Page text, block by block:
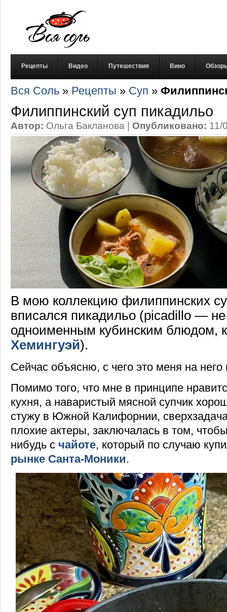
Рецепты Видео Путешествия Вино
Вся Соль » Рецепты » Суп »
Филиппинский суп пикадильо
Автор: Ольга Бакланова | Опубликовано: 11/
В мою коллекцию филиппинских
вписался пикадильо (picadillo — не
одноименным кубинским блюдом,
Хемингуэй).
Сейчас объясню, с чего это меня на него
Помимо того, что мне в принципе
кухня, а наваристый мясной супчик
стужу в Южной Калифорнии,
плохие актеры, заключалась в том,
нибудь с чайоте, который по случаю
рынке Санта-Моники.